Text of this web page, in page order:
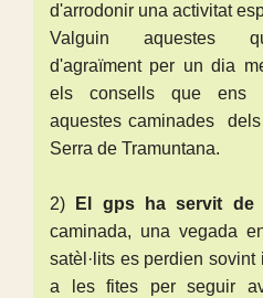
d'arrodonir una activitat
Valguin aquestes
d'agraïment per un dia
els consells que ens
aquestes caminades
Serra de Tramuntana.
2) El gps ha servit de
caminada, una vegada
satèl·lits es perdien sovint
a les fites per seguir